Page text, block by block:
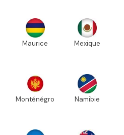
Maurice Mexique
Monténégro Namibie